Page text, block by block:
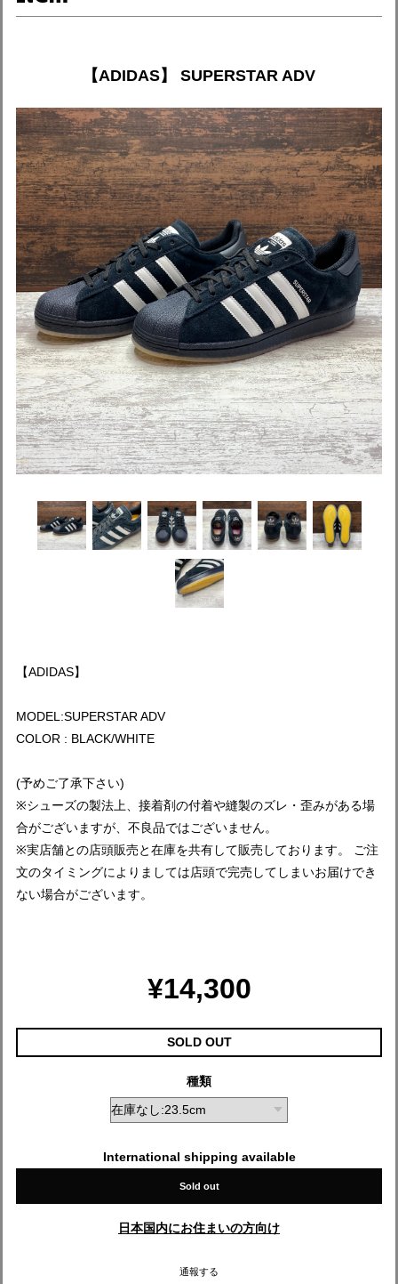
【ADIDAS】 SUPERSTAR ADV
【ADIDAS】
MODEL:SUPERSTAR ADV
COLOR : BLACK/WHITE
(予めご了承下さい)
※シューズの製法上、接着剤の付着や縫製のズレ・歪みがある場
合がございますが、不良品ではございません。
※実店舗との店頭販売と在庫を共有して販売しております。 ご注
文のタイミングによりましては店頭で完売してしまいお届けでき
ない場合がございます。
¥14,300
SOLD OUT
種類
International shipping available
Sold out
日本国内にお住まいの方向け
通報する